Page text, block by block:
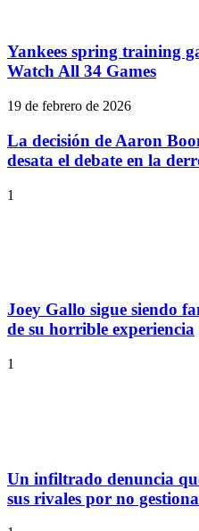
Yankees spring training
Watch All 34 Games
19 de febrero de 2026
La decisión de Aaron
desata el debate en la
1
Joey Gallo sigue siendo
de su horrible experiencia
1
Un infiltrado denuncia
sus rivales por no